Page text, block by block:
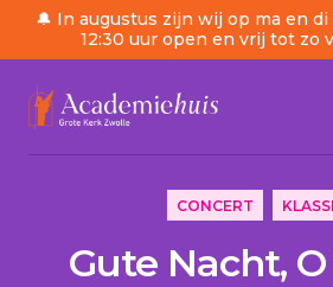
🔔 In augustus zijn wij op ma en
12:30 uur open en vrij tot zo
/ Agenda
CONCERT
Gute Nacht,